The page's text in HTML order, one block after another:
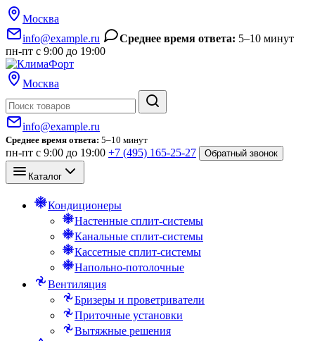
Москва
info@example.ru
Среднее время ответа: 5–10 минут
пн-пт с 9:00 до 19:00
Москва
info@example.ru
Среднее время ответа: 5–10 минут
пн-пт с 9:00 до 19:00 +7 (495) 165-25-27 Обратный звонок
Каталог
Кондиционеры
Настенные сплит-системы
Канальные сплит-системы
Кассетные сплит-системы
Напольно-потолочные
Вентиляция
Бризеры и проветриватели
Приточные установки
Вытяжные решения